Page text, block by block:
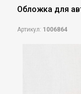
Обложка для
Артикул: 1006864